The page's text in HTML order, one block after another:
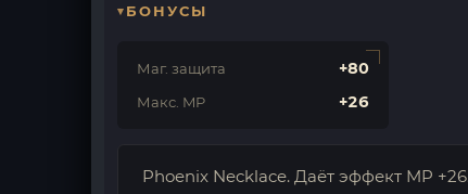
БОНУСЫ
Маг. защита +80
Макс. MP +26
Phoenix Necklace. Даёт эффект MP